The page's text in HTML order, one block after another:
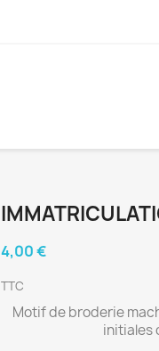
4,00 €
TTC
Motif de broderie
initiales